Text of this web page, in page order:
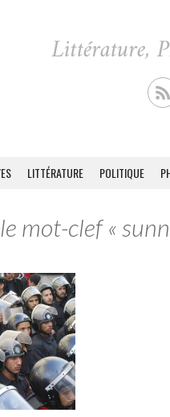
LITTÉRATURE POLITIQUE
mot-clef «